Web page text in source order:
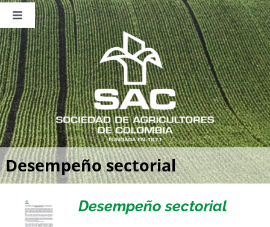
Saltar
contenido
Toggle
Navigation
Nosotros
Publicaciones
Sala de Prensa
Eventos
Desempeño sectorial
Desempeño sectorial